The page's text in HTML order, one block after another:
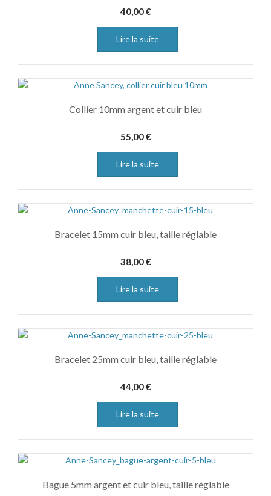
40,00€
Lire la suite
Collier 10mm argent et cuir bleu
55,00€
Lire la suite
Bracelet 15mm cuir bleu, taille réglable
38,00€
Lire la suite
Bracelet 25mm cuir bleu, taille réglable
44,00€
Lire la suite
Bague 5mm argent et cuir bleu, taille réglable